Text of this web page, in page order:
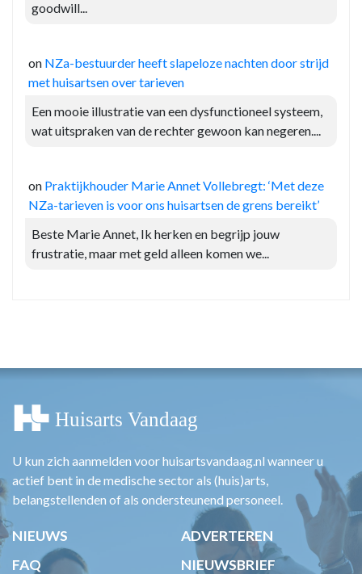
goodwill...
on NZa-bestuurder heeft slapeloze nachten door strijd
met huisartsen over tarieven
Een mooie illustratie van een dysfunctioneel systeem,
wat uitspraken van de rechter gewoon kan negeren....
on Praktijkhouder Marie Annet Vollebregt: ‘Met deze
NZa-tarieven is voor ons huisartsen de grens bereikt’
Beste Marie Annet, Ik herken en begrijp jouw
frustratie, maar met geld alleen komen we...
U kun zich aanmelden voor huisartsvandaag.nl wanneer u
actief bent in de medische sector als (huis)arts,
belangstellenden of als ondersteunend personeel.
NIEUWS
ADVERTEREN
FAQ
NIEUWSBRIEF